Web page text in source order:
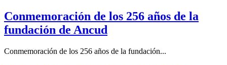
Conmemoración de los 256 años de la
fundación de Ancud
Conmemoración de los 256 años de la fundación...